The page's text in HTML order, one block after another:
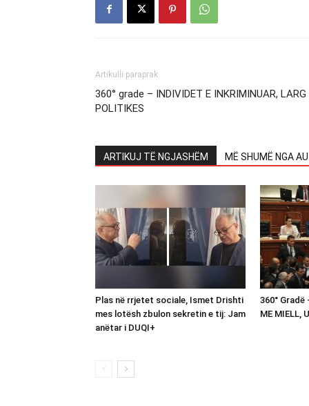
Artikulli paraprak
360° grade – INDIVIDET E INKRIMINUAR, LARG
POLITIKES
ARTIKUJ TË NGJASHËM MË SHUMË NGA
Plas në rrjetet sociale, Ismet Drishti
mes lotësh zbulon sekretin e tij: Jam
anëtar i DUQI+
360° Gradë
ME MIELL,